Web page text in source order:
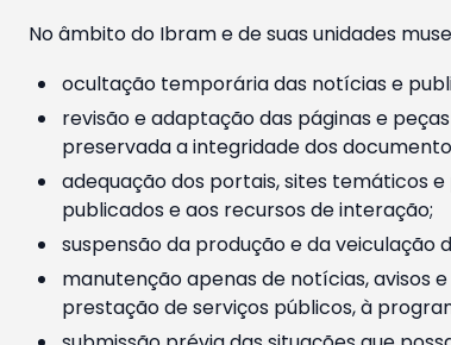
No âmbito do Ibram e de suas unidades
ocultação temporária das notícias e
revisão e adaptação das páginas e
preservada a integridade dos
adequação dos portais, sites temáticos e
publicados e aos recursos de interação;
suspensão da produção e da
manutenção apenas de notícias, avisos
prestação de serviços públicos, à